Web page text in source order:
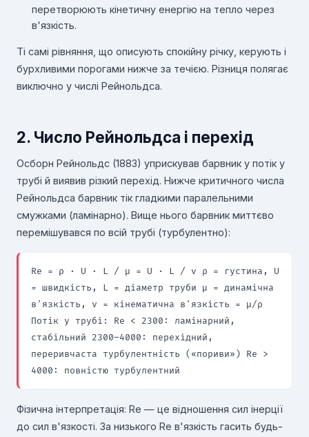
перетворюють кінетичну енергію на тепло через
в'язкість.
Ті самі рівняння, що описують спокійну річку, керують і
бурхливими порогами нижче за течією. Різниця полягає
виключно у числі Рейнольдса.
2. Число Рейнольдса і перехід
Осборн Рейнольдс (1883) уприскував барвник у потік у
трубі й виявив різкий перехід. Нижче критичного числа
Рейнольдса барвник тік гладкими паралельними
смужками (ламінарно). Вище нього барвник миттєво
перемішувався по всій трубі (турбулентно):
Re = ρ · U · L / μ = U · L / ν ρ = густина, U
= швидкість, L = діаметр труби μ = динамічна
в'язкість, ν = кінематична в'язкість = μ/ρ
Потік у трубі: Re < 2300: ламінарний,
стабільний 2300–4000: перехідний,
переривчаста турбулентність («пориви») Re >
4000: повністю турбулентний
Фізична інтерпретація: Re — це відношення сил інерції
до сил в'язкості. За низького Re в'язкість гасить будь-